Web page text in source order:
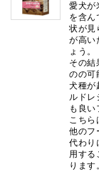
愛犬が
を含ん
状が見
が高い
ょう。
その結
のの可
犬種が
ルドレ
も良い
こちら
他のフ
代わり
用する
ります